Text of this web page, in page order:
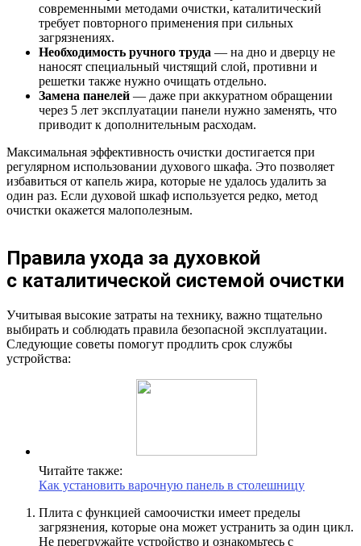
современными методами очистки, каталитический
требует повторного применения при сильных
загрязнениях.
Необходимость ручного труда — на дно и дверцу не
наносят специальный чистящий слой, противни и
решетки также нужно очищать отдельно.
Замена панелей — даже при аккуратном обращении
через 5 лет эксплуатации панели нужно заменять, что
приводит к дополнительным расходам.
Максимальная эффективность очистки достигается при
регулярном использовании духового шкафа. Это позволяет
избавиться от капель жира, которые не удалось удалить за
один раз. Если духовой шкаф используется редко, метод
очистки окажется малополезным.
Правила ухода за духовкой
с каталитической системой очистки
Учитывая высокие затраты на технику, важно тщательно
выбирать и соблюдать правила безопасной эксплуатации.
Следующие советы помогут продлить срок службы
устройства:
Читайте также:
Как установить варочную панель в столешницу
Плита с функцией самоочистки имеет пределы
загрязнения, которые она может устранить за один цикл.
Не перегружайте устройство и ознакомьтесь с